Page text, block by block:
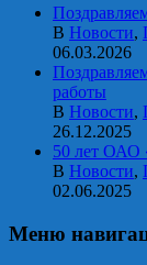
В Новости,
06.03.2026
работы
В Новости,
26.12.2025
50 лет ОАО
В Новости,
02.06.2025
Меню